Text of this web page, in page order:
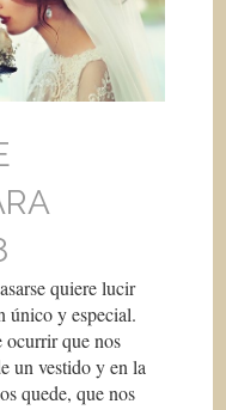
quiere lucir
único y especial.
ocurrir que nos
un vestido y en la
quede, que nos